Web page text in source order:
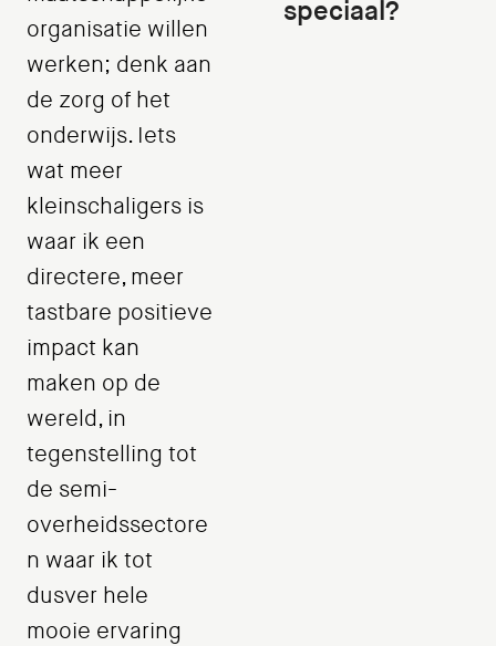
organisatie willen
werken; denk aan
de zorg of het
onderwijs. Iets
wat meer
kleinschaligers is
waar ik een
directere, meer
tastbare positieve
impact kan
maken op de
wereld, in
tegenstelling tot
de semi-
overheidssectore
n waar ik tot
dusver hele
mooie ervaring
speciaal?